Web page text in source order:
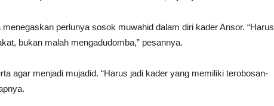
perlunya sosok muwahid dalam diri kader Ansor. “Harus
bukan malah mengadudomba,” pesannya.
agar menjadi mujadid. “Harus jadi kader yang memiliki terobosan-